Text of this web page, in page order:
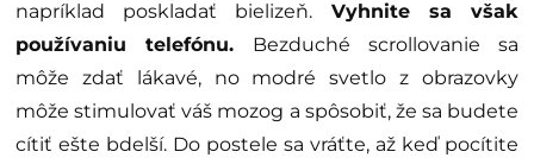
napríklad poskladať bielizeň. Vyhnite sa však
používaniu telefónu. Bezduché scrollovanie sa
môže zdať lákavé, no modré svetlo z obrazovky
môže stimulovať váš mozog a spôsobiť, že sa budete
cítiť ešte bdelší. Do postele sa vráťte, až keď pocítite